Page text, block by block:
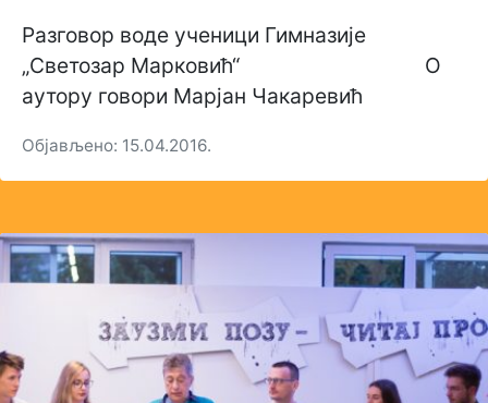
Разговор воде ученици Гимназије
„Светозар Марковић“ О
аутору говори Марјан Чакаревић
Објављено: 15.04.2016.